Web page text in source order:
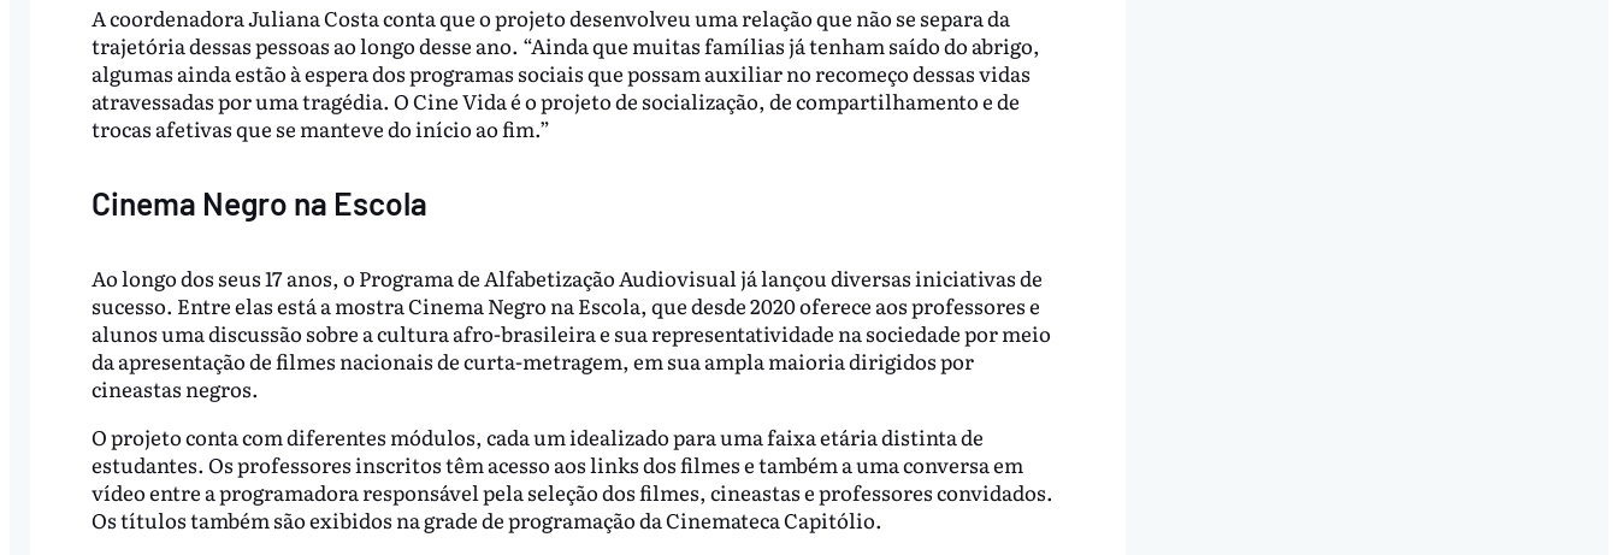
A coordenadora Juliana Costa conta que o projeto desenvolveu uma relação que não se separa da
trajetória dessas pessoas ao longo desse ano. “Ainda que muitas famílias já tenham saído do abrigo,
algumas ainda estão à espera dos programas sociais que possam auxiliar no recomeço dessas vidas
atravessadas por uma tragédia. O Cine Vida é o projeto de socialização, de compartilhamento e de
trocas afetivas que se manteve do início ao fim.”
Cinema Negro na Escola
Ao longo dos seus 17 anos, o Programa de Alfabetização Audiovisual já lançou diversas iniciativas de
sucesso. Entre elas está a mostra Cinema Negro na Escola, que desde 2020 oferece aos professores e
alunos uma discussão sobre a cultura afro-brasileira e sua representatividade na sociedade por meio
da apresentação de filmes nacionais de curta-metragem, em sua ampla maioria dirigidos por
cineastas negros.
O projeto conta com diferentes módulos, cada um idealizado para uma faixa etária distinta de
estudantes. Os professores inscritos têm acesso aos links dos filmes e também a uma conversa em
vídeo entre a programadora responsável pela seleção dos filmes, cineastas e professores convidados.
Os títulos também são exibidos na grade de programação da Cinemateca Capitólio.